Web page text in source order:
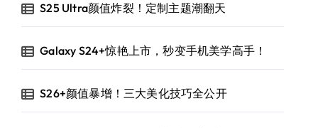
S25 Ultra颜值炸裂！定制主题潮翻天
Galaxy S24+惊艳上市，秒变手机美学高手！
S26+颜值暴增！三大美化技巧全公开